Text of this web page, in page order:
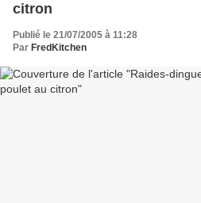
citron
Publié le 21/07/2005 à 11:28
Par FredKitchen